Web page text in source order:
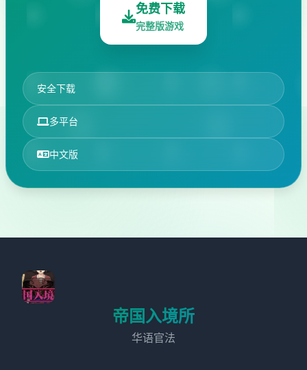
免费下载
完整版游戏
安全下载
多平台
中文版
帝国入境所
华语官法